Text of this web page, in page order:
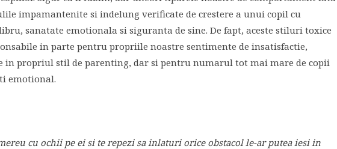
impamantenite si indelung verificate de crestere a unui copil cu
sanatate emotionala si siguranta de sine. De fapt, aceste stiluri toxice
in parte pentru propriile noastre sentimente de insatisfactie,
in propriul stil de parenting, dar si pentru numarul tot mai mare de copii
emotional.
cu ochii pe ei si te repezi sa inlaturi orice obstacol le-ar putea iesi in